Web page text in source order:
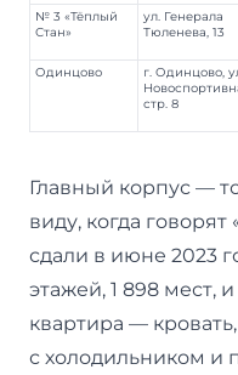
№ 3 «Тёплый
Стан»
ул. Генерала
Тюленева, 13
Одинцово
г. Одинцово,
стр. 8
Главный корпус —
виду, когда
сдали в июне 2023
этажей, 1 898 мест,
квартира —
с холодильником и